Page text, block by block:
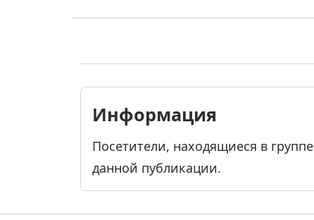
Информация
Посетители, находящиеся в группе
данной публикации.